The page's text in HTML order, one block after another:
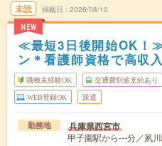
未読
NEW
掲載日 2026/08/10
≪最短3日後開始OK！
ン＊看護師資格で高収
職種未経験OK 交通費別途支給あり
WEB登録OK 派遣
勤務地 兵庫県西宮市
甲子園駅から---分／夙